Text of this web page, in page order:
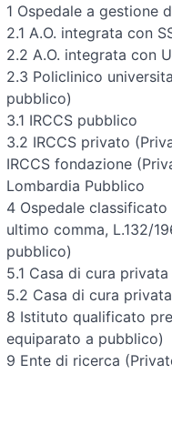
1 Ospedale a gestione
2.1 A.O. integrata con
2.2 A.O. integrata con
2.3 Policlinico
pubblico)
3.1 IRCCS pubblico
3.2 IRCCS privato
IRCCS fondazione
Lombardia Pubblico
4 Ospedale
ultimo comma, L.132/
pubblico)
5.1 Casa di cura
5.2 Casa di cura
8 Istituto qualificato
equiparato a pubblico)
9 Ente di ricerca